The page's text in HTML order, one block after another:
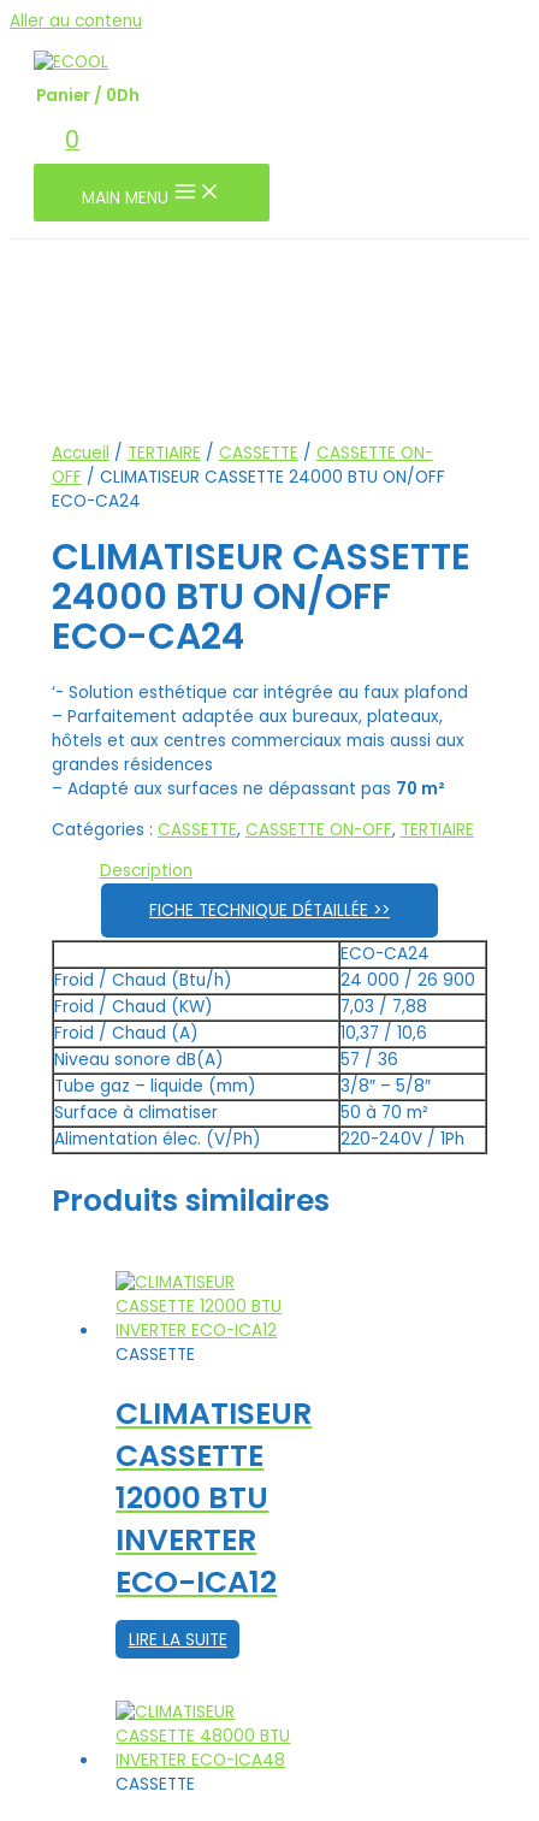
Aller au contenu
Panier / 0Dh
0
MAIN MENU
Accueil / TERTIAIRE / CASSETTE / CASSETTE ON-
OFF/ CLIMATISEUR CASSETTE 24000 BTU ON/OFF
ECO-CA24
CLIMATISEUR CASSETTE
24000 BTU ON/OFF
ECO-CA24
‘- Solution esthétique car intégrée au faux plafond
– Parfaitement adaptée aux bureaux, plateaux,
hôtels et aux centres commerciaux mais aussi aux
grandes résidences
– Adapté aux surfaces ne dépassant pas 70 m²
Catégories : CASSETTE, CASSETTE ON-OFF, TERTIAIRE
Description
FICHE TECHNIQUE DÉTAILLÉE >>
ECO-CA24
Froid / Chaud (Btu/h)
24 000 / 26 900
Froid / Chaud (KW)
7,03 / 7,88
Froid / Chaud (A)
10,37 / 10,6
Niveau sonore dB(A)
57 / 36
Tube gaz – liquide (mm)
3/8″ – 5/8″
Surface à climatiser
50 à 70 m²
Alimentation élec. (V/Ph)
220-240V / 1Ph
Produits similaires
CASSETTE
CLIMATISEUR
CASSETTE
12000 BTU
INVERTER
ECO-ICA12
LIRE LA SUITE
CASSETTE